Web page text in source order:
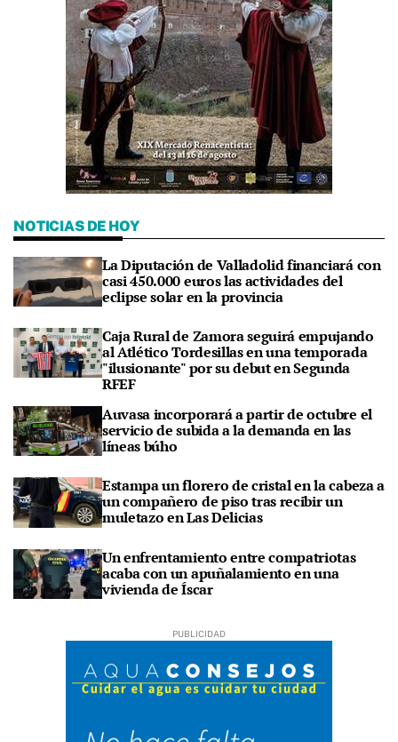
NOTICIAS DE HOY
La Diputación de Valladolid financiará con
casi 450.000 euros las actividades del
eclipse solar en la provincia
Caja Rural de Zamora seguirá empujando
al Atlético Tordesillas en una temporada
"ilusionante" por su debut en Segunda
RFEF
Auvasa incorporará a partir de octubre el
servicio de subida a la demanda en las
líneas búho
Estampa un florero de cristal en la cabeza a
un compañero de piso tras recibir un
muletazo en Las Delicias
Un enfrentamiento entre compatriotas
acaba con un apuñalamiento en una
vivienda de Íscar